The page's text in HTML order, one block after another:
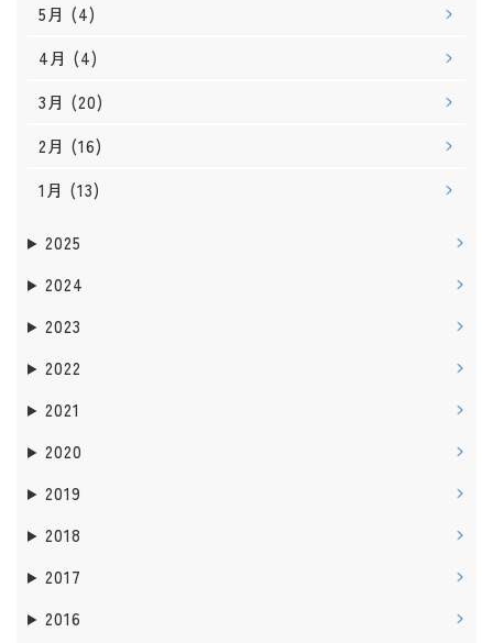
5月 (4)
4月 (4)
3月 (20)
2月 (16)
1月 (13)
2025
2024
2023
2022
2021
2020
2019
2018
2017
2016